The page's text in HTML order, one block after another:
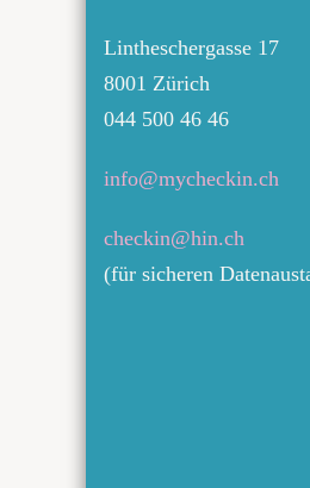
Lintheschergasse 17
8001 Zürich
044 500 46 46
info@mycheckin.ch
checkin@hin.ch
(für sicheren